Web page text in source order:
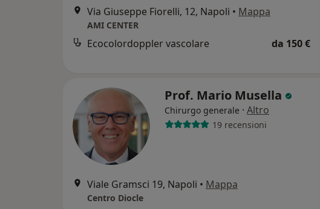
Via Giuseppe Fiorelli, 12, Napoli • Mappa
AMI CENTER
Ecocolordoppler vascolare da 150 €
Prof. Mario Musella
Chirurgo generale · Altro
19 recensioni
Viale Gramsci 19, Napoli • Mappa
Centro Diocle